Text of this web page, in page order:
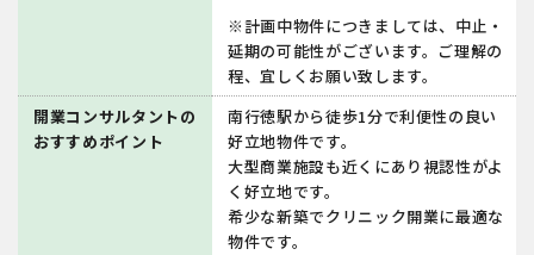
※計画中物件につきましては、中止・
延期の可能性がございます。ご理解の
程、宜しくお願い致します。
開業コンサルタントの
おすすめポイント
南行徳駅から徒歩1分で利便性の良い
好立地物件です。
大型商業施設も近くにあり視認性がよ
く好立地です。
希少な新築でクリニック開業に最適な
物件です。